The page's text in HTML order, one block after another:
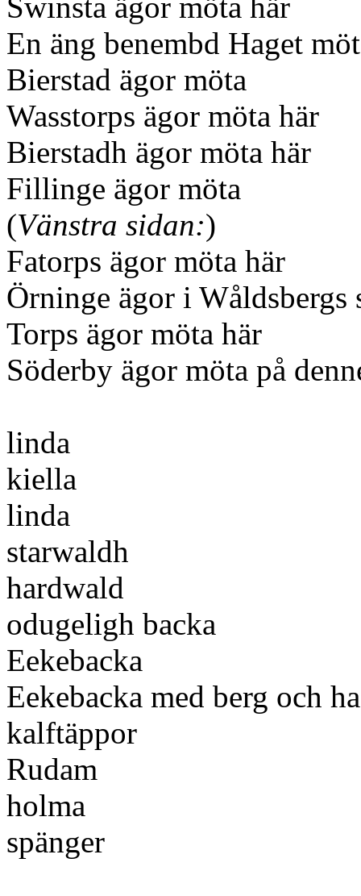
En äng benembd Haget
Bierstad ägor möta
Wasstorps ägor möta här
Bierstadh ägor möta här
Fillinge ägor möta
(Vänstra sidan:)
Fatorps ägor möta här
Örninge ägor i Wåldsbergs
Torps ägor möta här
Söderby ägor möta på
linda
kiella
linda
starwaldh
hardwald
odugeligh backa
Eekebacka
Eekebacka med berg och
kalftäppor
Rudam
holma
spänger